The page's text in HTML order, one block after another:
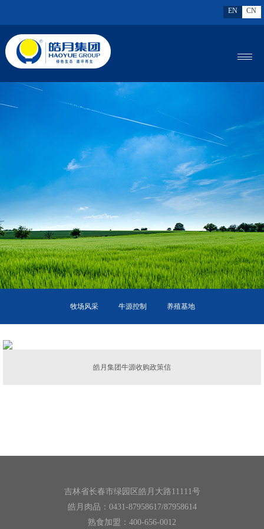
EN CN
MENU
牧场风采 牛源控制 养殖基地
皓月集团牛源收购政策信
吉林省长春市绿园区皓月大路11111号
皓月肉品：0431-87958617/87958614
熟食加盟：400-656-0012